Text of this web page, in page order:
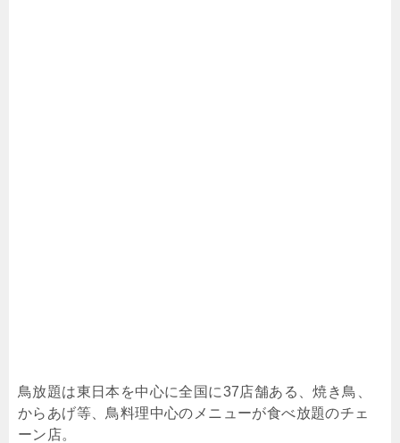
鳥放題は東日本を中心に全国に37店舗ある、焼き鳥、
からあげ等、鳥料理中心のメニューが食べ放題のチェ
ーン店。